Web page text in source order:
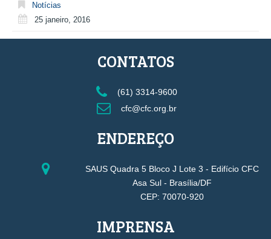
Notícias
25 janeiro, 2016
CONTATOS
(61) 3314-9600
cfc@cfc.org.br
ENDEREÇO
SAUS Quadra 5 Bloco J Lote 3 - Edifício CFC
Asa Sul - Brasília/DF
CEP: 70070-920
IMPRENSA